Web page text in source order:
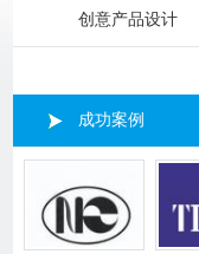
创意产品设计
成功案例